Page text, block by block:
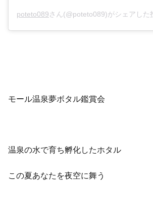
poteto089さん(@poteto089)がシェアした
モール温泉夢ボタル鑑賞会
温泉の水で育ち孵化したホタル
この夏あなたを夜空に舞う